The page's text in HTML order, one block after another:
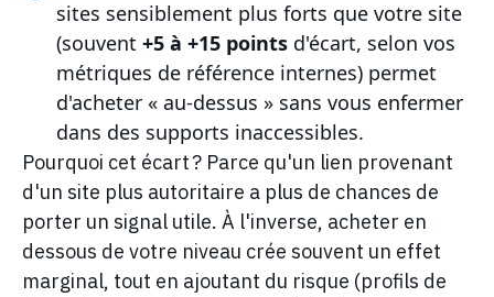
sites sensiblement plus forts que votre site
(souvent+5 à +15 points d'écart, selon vos
métriques de référence internes) permet
d'acheter « au-dessus » sans vous enfermer
dans des supports inaccessibles.
Pourquoi cet écart ? Parce qu'un lien provenant
d'un site plus autoritaire a plus de chances de
porter un signal utile. À l'inverse, acheter en
dessous de votre niveau crée souvent un effet
marginal, tout en ajoutant du risque (profils de